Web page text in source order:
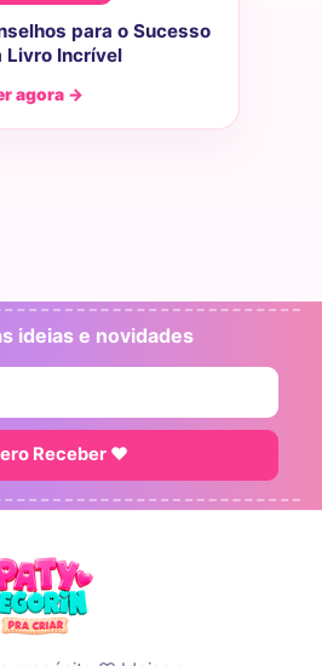
para o Sucesso
Livro Incrível
agora →
ideias e novidades
Receber ♥